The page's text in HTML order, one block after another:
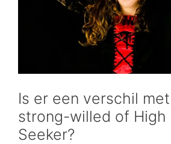
Is er een verschil met
strong-willed of High
Seeker?